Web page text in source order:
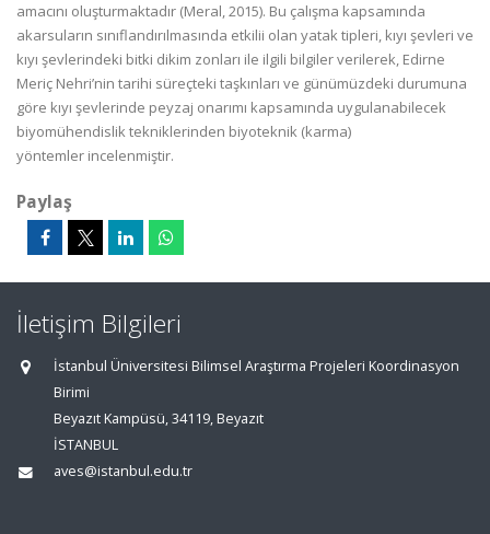
amacını oluşturmaktadır (Meral, 2015). Bu çalışma kapsamında
akarsuların sınıflandırılmasında etkilii olan yatak tipleri, kıyı şevleri ve
kıyı şevlerindeki bitki dikim zonları ile ilgili bilgiler verilerek, Edirne
Meriç Nehri’nin tarihi süreçteki taşkınları ve günümüzdeki durumuna
göre kıyı şevlerinde peyzaj onarımı kapsamında uygulanabilecek
biyomühendislik tekniklerinden biyoteknik (karma)
yöntemler incelenmiştir.
Paylaş
İletişim Bilgileri
İstanbul Üniversitesi Bilimsel Araştırma Projeleri Koordinasyon
Birimi
Beyazıt Kampüsü, 34119, Beyazıt
İSTANBUL
aves@istanbul.edu.tr